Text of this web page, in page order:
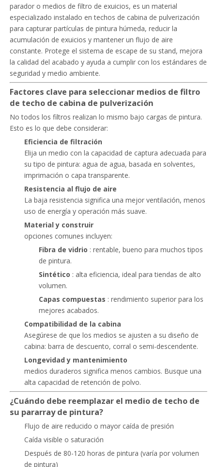
parador o medios de filtro de exuicios, es un material
especializado instalado en techos de cabina de pulverización
para capturar partículas de pintura húmeda, reducir la
acumulación de exuicios y mantener un flujo de aire
constante. Protege el sistema de escape de su stand, mejora
la calidad del acabado y ayuda a cumplir con los estándares de
seguridad y medio ambiente.
Factores clave para seleccionar medios de filtro
de techo de cabina de pulverización
No todos los filtros realizan lo mismo bajo cargas de pintura.
Esto es lo que debe considerar:
Eficiencia de filtración
Elija un medio con la capacidad de captura adecuada para
su tipo de pintura: agua de agua, basada en solventes,
imprimación o capa transparente.
Resistencia al flujo de aire
La baja resistencia significa una mejor ventilación, menos
uso de energía y operación más suave.
Material y construir
opciones comunes incluyen:
Fibra de vidrio : rentable, bueno para muchos tipos
de pintura.
Sintético : alta eficiencia, ideal para tiendas de alto
volumen.
Capas compuestas : rendimiento superior para los
mejores acabados.
Compatibilidad de la cabina
Asegúrese de que los medios se ajusten a su diseño de
cabina: barra de descuento, corral o semi-descendente.
Longevidad y mantenimiento
medios duraderos significa menos cambios. Busque una
alta capacidad de retención de polvo.
¿Cuándo debe reemplazar el medio de techo de
su pararray de pintura?
Flujo de aire reducido o mayor caída de presión
Caída visible o saturación
Después de 80-120 horas de pintura (varía por volumen
de pintura)